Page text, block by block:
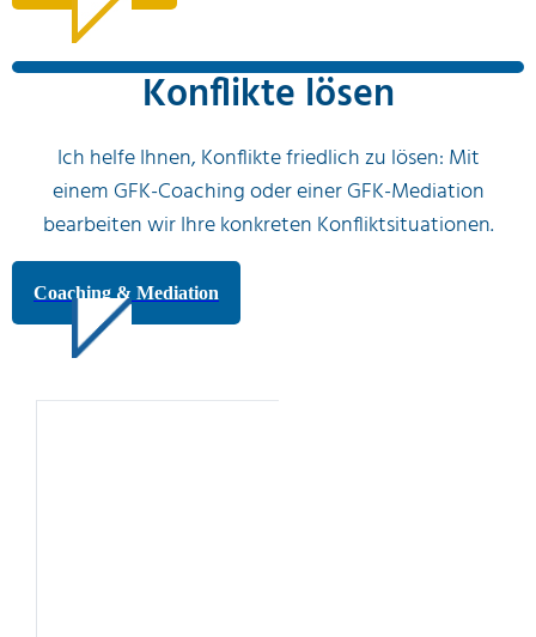
Konflikte lösen
Ich helfe Ihnen, Konflikte friedlich zu lösen: Mit
einem GFK-Coaching oder einer GFK-Mediation
bearbeiten wir Ihre konkreten Konfliktsituationen.
Coaching & Mediation